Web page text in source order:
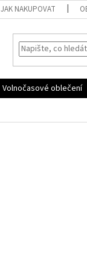
JAK NAKUPOVAT
Volnočasové oblečení